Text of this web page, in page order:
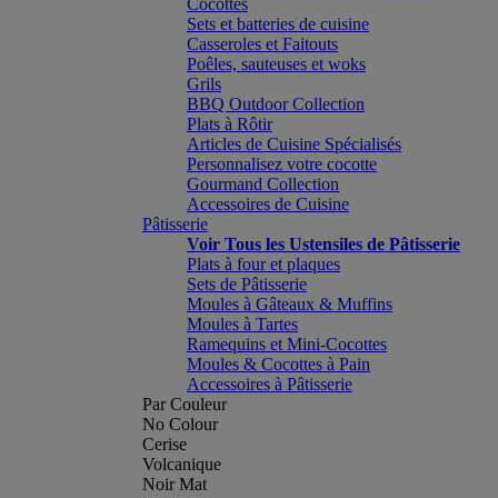
Cocottes
Sets et batteries de cuisine
Casseroles et Faitouts
Poêles, sauteuses et woks
Grils
BBQ Outdoor Collection
Plats à Rôtir
Articles de Cuisine Spécialisés
Personnalisez votre cocotte
Gourmand Collection
Accessoires de Cuisine
Pâtisserie
Voir Tous les Ustensiles de Pâtisserie
Plats à four et plaques
Sets de Pâtisserie
Moules à Gâteaux & Muffins
Moules à Tartes
Ramequins et Mini-Cocottes
Moules & Cocottes à Pain
Accessoires à Pâtisserie
Par Couleur
No Colour
Cerise
Volcanique
Noir Mat